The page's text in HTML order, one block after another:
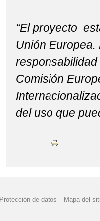
“El proyecto
Unión Europea.
Comisión
del uso que
Protección de datos Mapa del